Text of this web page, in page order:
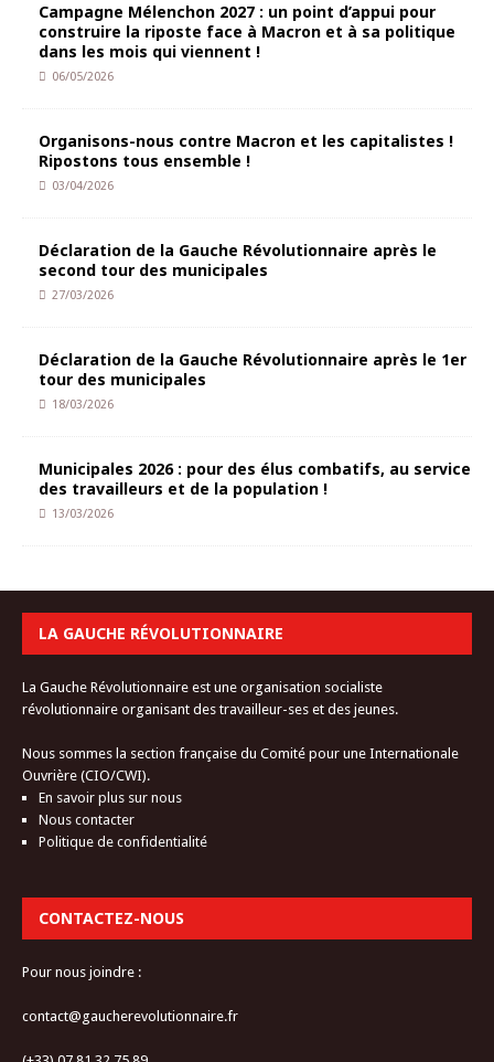
Campagne Mélenchon 2027 : un point d’appui pour
construire la riposte face à Macron et à sa politique
dans les mois qui viennent !
06/05/2026
Organisons-nous contre Macron et les capitalistes !
Ripostons tous ensemble !
03/04/2026
Déclaration de la Gauche Révolutionnaire après le
second tour des municipales
27/03/2026
Déclaration de la Gauche Révolutionnaire après le 1er
tour des municipales
18/03/2026
Municipales 2026 : pour des élus combatifs, au service
des travailleurs et de la population !
13/03/2026
LA GAUCHE RÉVOLUTIONNAIRE
La Gauche Révolutionnaire est une organisation socialiste
révolutionnaire organisant des travailleur-ses et des jeunes.
Nous sommes la section française du Comité pour une Internationale
Ouvrière (CIO/CWI).
En savoir plus sur nous
Nous contacter
Politique de confidentialité
CONTACTEZ-NOUS
Pour nous joindre :
contact@gaucherevolutionnaire.fr